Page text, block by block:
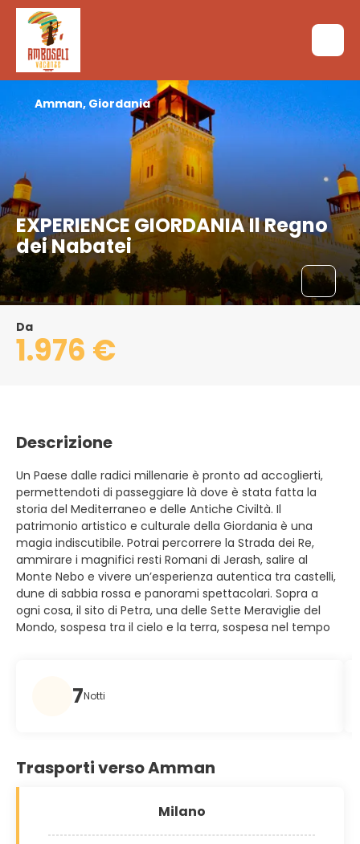
EXPERIENCE GIORDANIA Il Regno
dei Nabatei
Amman, Giordania
Da
1.976 €
Descrizione
Un Paese dalle radici millenarie è pronto ad accoglierti,
permettendoti di passeggiare là dove è stata fatta la
storia del Mediterraneo e delle Antiche Civiltà. Il
patrimonio artistico e culturale della Giordania è una
magia indiscutibile. Potrai percorrere la Strada dei Re,
ammirare i magnifici resti Romani di Jerash, salire al
Monte Nebo e vivere un’esperienza autentica tra castelli,
dune di sabbia rossa e panorami spettacolari. Sopra a
ogni cosa, il sito di Petra, una delle Sette Meraviglie del
Mondo, sospesa tra il cielo e la terra, sospesa nel tempo
7Notti
Trasporti verso Amman
Milano